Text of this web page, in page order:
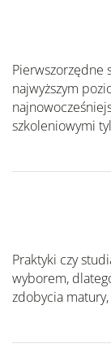
Pierwszorzędne
najwyższym
szkoleniowymi
Praktyki czy
wyborem,
zdobycia